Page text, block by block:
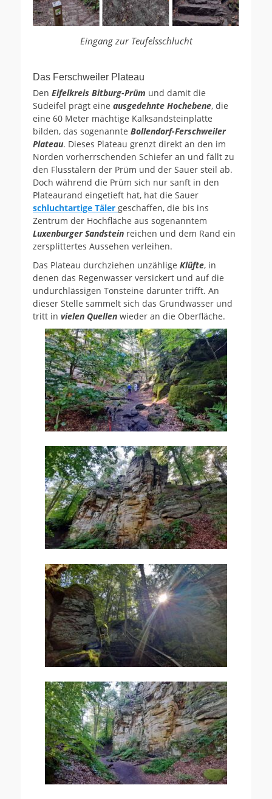
Eingang zur Teufelsschlucht
Das Ferschweiler Plateau
Den Eifelkreis Bitburg-Prüm und damit die
Südeifel prägt eine ausgedehnte Hochebene, die
eine 60 Meter mächtige Kalksandsteinplatte
bilden, das sogenannte Bollendorf-Ferschweiler
Plateau. Dieses Plateau grenzt direkt an den im
Norden vorherrschenden Schiefer an und fällt zu
den Flusstälern der Prüm und der Sauer steil ab.
Doch während die Prüm sich nur sanft in den
Plateaurand eingetieft hat, hat die Sauer
schluchtartige Täler geschaffen, die bis ins
Zentrum der Hochfläche aus sogenanntem
Luxenburger Sandstein reichen und dem Rand ein
zersplittertes Aussehen verleihen.
Das Plateau durchziehen unzählige Klüfte, in
denen das Regenwasser versickert und auf die
undurchlässigen Tonsteine darunter trifft. An
dieser Stelle sammelt sich das Grundwasser und
tritt in vielen Quellen wieder an die Oberfläche.